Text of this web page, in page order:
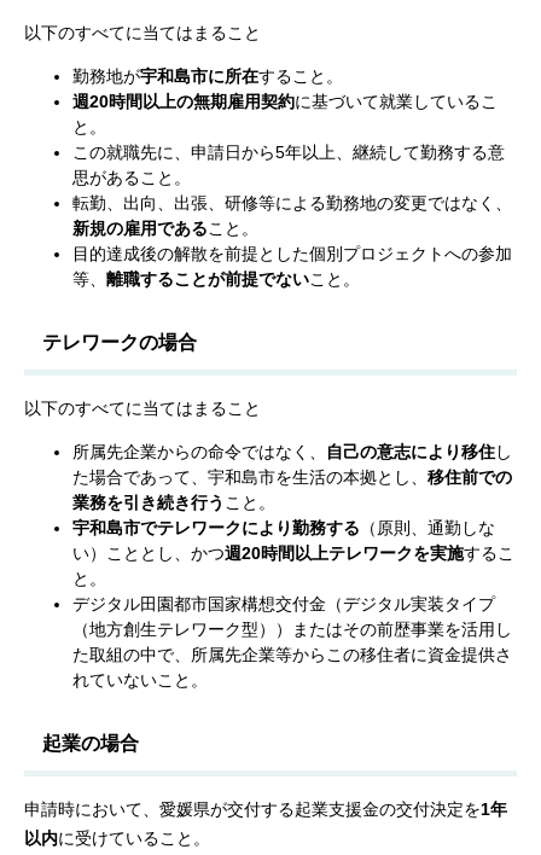
以下のすべてに当てはまること
勤務地が宇和島市に所在すること。
週20時間以上の無期雇用契約に基づいて就業しているこ
と。
この就職先に、申請日から5年以上、継続して勤務する意
思があること。
転勤、出向、出張、研修等による勤務地の変更ではなく、
新規の雇用であること。
目的達成後の解散を前提とした個別プロジェクトへの参加
等、 離職することが前提でないこと。
テレワークの場合
以下のすべてに当てはまること
所属先企業からの命令ではなく、 自己の意志により移住し
た場合であって、宇和島市を生活の本拠とし、 移住前での
業務を引き続き行う こと。
宇和島市でテレワークにより勤務する （原則、通勤しな
い）こととし、かつ週20時間以上テレワークを実施するこ
と。
デジタル田園都市国家構想交付金（デジタル実装タイプ
（地方創生テレワーク型））またはその前歴事業を活用し
た取組の中で、所属先企業等からこの移住者に資金提供さ
れていないこと。
起業の場合
申請時において、愛媛県が交付する起業支援金の交付決定を1年
以内に受けていること。